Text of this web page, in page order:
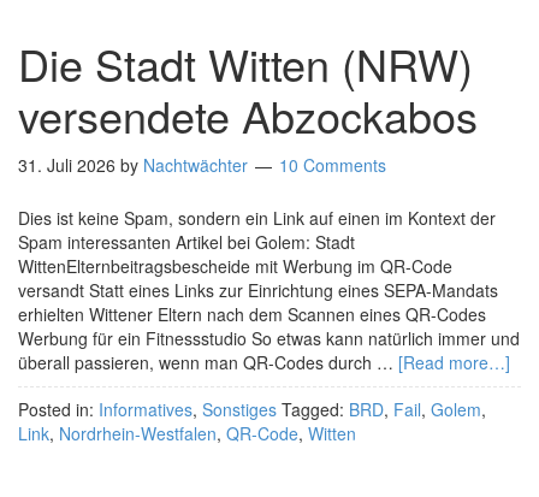
Die Stadt Witten (NRW)
versendete Abzockabos
31. Juli 2026 by Nachtwächter 10 Comments
Dies ist keine Spam, sondern ein Link auf einen im Kontext der
Spam interessanten Artikel bei Golem: Stadt
WittenElternbeitragsbescheide mit Werbung im QR-Code
versandt Statt eines Links zur Einrichtung eines SEPA-Mandats
erhielten Wittener Eltern nach dem Scannen eines QR-Codes
Werbung für ein Fitnessstudio So etwas kann natürlich immer und
überall passieren, wenn man QR-Codes durch … [Read more…]
Posted in: Informatives, Sonstiges Tagged: BRD, Fail, Golem,
Link, Nordrhein-Westfalen, QR-Code, Witten